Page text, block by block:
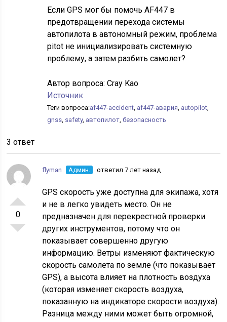
Если GPS мог бы помочь AF447 в
предотвращении перехода системы
автопилота в автономный режим, проблема
pitot не инициализировать системную
проблему, а затем разбить самолет?
Автор вопроса:Cray Kao
Источник
Теги вопроса:af447-accident, af447-авария, autopilot,
gnss, safety, автопилот,безопасность
3 ответ
0
flyman Админ. ответил 7 лет назад
GPS скорость уже доступна для экипажа, хотя
и не в легко увидеть место. Он не
предназначен для перекрестной проверки
других инструментов, потому что он
показывает совершенно другую
информацию. Ветры изменяют фактическую
скорость самолета по земле (что показывает
GPS), а высота влияет на плотность воздуха
(которая изменяет скорость воздуха,
показанную на индикаторе скорости воздуха).
Разница между ними может быть огромной,